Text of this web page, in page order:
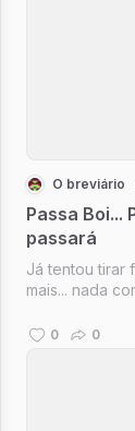
O breviário
Passa Boi...
passará
Já tentou tirar
mais... nada
nada mais
0 0